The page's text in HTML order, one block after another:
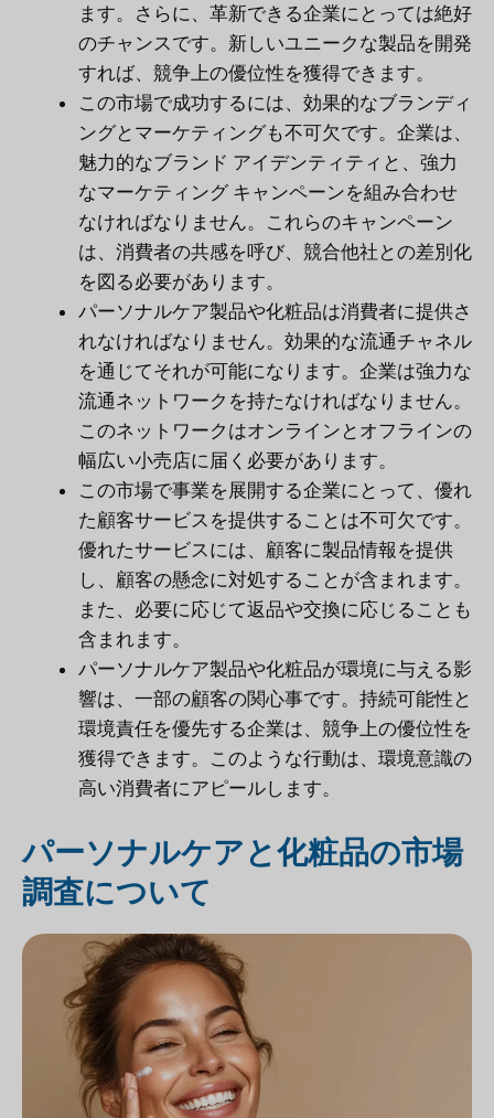
ます。さらに、革新できる企業にとっては絶好
のチャンスです。新しいユニークな製品を開発
すれば、競争上の優位性を獲得できます。
この市場で成功するには、効果的なブランディ
ングとマーケティングも不可欠です。企業は、
魅力的なブランド アイデンティティと、強力
なマーケティング キャンペーンを組み合わせ
なければなりません。これらのキャンペーン
は、消費者の共感を呼び、競合他社との差別化
を図る必要があります。
パーソナルケア製品や化粧品は消費者に提供さ
れなければなりません。効果的な流通チャネル
を通じてそれが可能になります。企業は強力な
流通ネットワークを持たなければなりません。
このネットワークはオンラインとオフラインの
幅広い小売店に届く必要があります。
この市場で事業を展開する企業にとって、優れ
た顧客サービスを提供することは不可欠です。
優れたサービスには、顧客に製品情報を提供
し、顧客の懸念に対処することが含まれます。
また、必要に応じて返品や交換に応じることも
含まれます。
パーソナルケア製品や化粧品が環境に与える影
響は、一部の顧客の関心事です。持続可能性と
環境責任を優先する企業は、競争上の優位性を
獲得できます。このような行動は、環境意識の
高い消費者にアピールします。
パーソナルケアと化粧品の市場
調査について